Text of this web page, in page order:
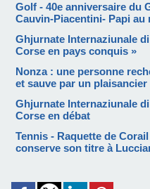
Golf - 40e anniversaire du
Cauvin-Piacentini- Papi au
Ghjurnate Internaziunale
Corse en pays conquis »
Nonza : une personne
et sauve par un plaisancier
Ghjurnate Internaziunale
Corse en débat
Tennis - Raquette de
conserve son titre à